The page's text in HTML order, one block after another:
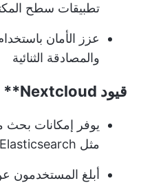
تطبيقات سطح
عزز الأمان
والمصادقة الثنائية
قيود Nextcloud**
يوفر إمكانات بحث
مثل Elasticsearch
أبلغ المستخدمون